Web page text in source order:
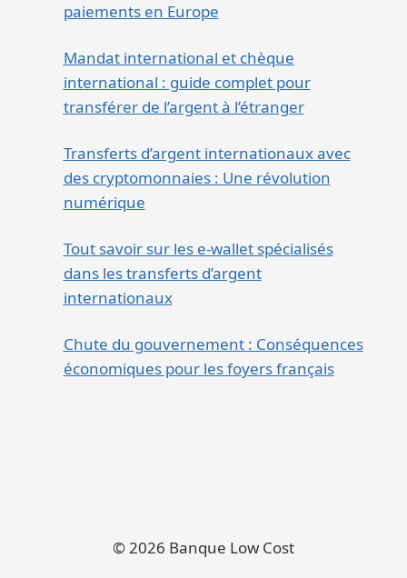
paiements en Europe
Mandat international et chèque
international : guide complet pour
transférer de l’argent à l’étranger
Transferts d’argent internationaux avec
des cryptomonnaies : Une révolution
numérique
Tout savoir sur les e-wallet spécialisés
dans les transferts d’argent
internationaux
Chute du gouvernement : Conséquences
économiques pour les foyers français
© 2026 Banque Low Cost